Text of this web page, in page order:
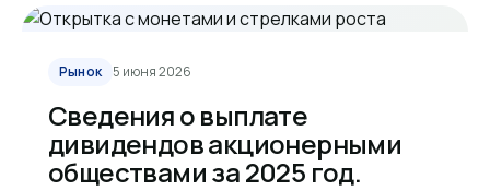
Рынок 5 июня 2026
Сведения о выплате
дивидендов акционерными
обществами за 2025 год.